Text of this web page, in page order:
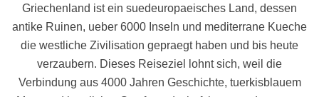
Griechenland ist ein suedeuropaeisches Land, dessen
antike Ruinen, ueber 6000 Inseln und mediterrane Kueche
die westliche Zivilisation gepraegt haben und bis heute
verzaubern. Dieses Reiseziel lohnt sich, weil die
Verbindung aus 4000 Jahren Geschichte, tuerkisblauem